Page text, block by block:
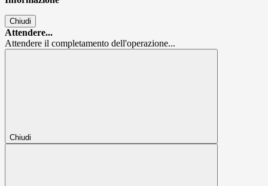
Chiudi
Attendere...
Attendere il completamento dell'operazione...
Chiudi